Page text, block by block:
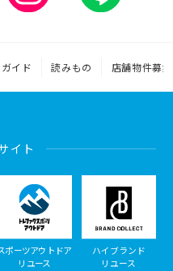
イド 読みもの 店舗物件募集
イト
ポーツアウトドア
リユース
ハイブランド
リユース